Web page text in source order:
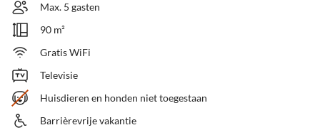
Max. 5 gasten
90 m²
Gratis WiFi
Televisie
Huisdieren en honden niet toegestaan
Barrièrevrije vakantie